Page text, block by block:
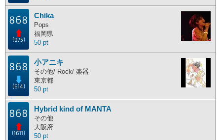
868
(975)
Chika
Pops
福岡県
50 pt
868
(614)
小アニキ
その他/ Rock/ 楽器
東京都
50 pt
868
(1611)
Hybrid kind of MANTA
その他
大阪府
50 pt